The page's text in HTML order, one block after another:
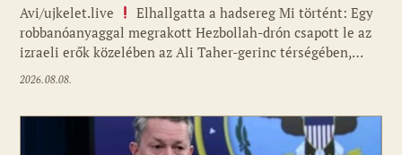
Avi/ujkelet.live
Elhallgatta a hadsereg Mi történt: Egy
robbanóanyaggal megrakott Hezbollah-drón csapott le az
izraeli erők közelében az Ali Taher-gerinc térségében,…
2026.08.08.